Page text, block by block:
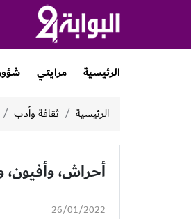
الرئيسية مرايتي
الرئيسية ثقافة وأدب
أحراش، وأفيون،
26/01/2022